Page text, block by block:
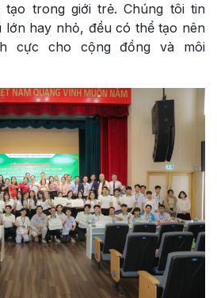
tạo trong giới trẻ. Chúng tôi tin
lớn hay nhỏ, đều có thể tạo nên
cực cho cộng đồng và môi